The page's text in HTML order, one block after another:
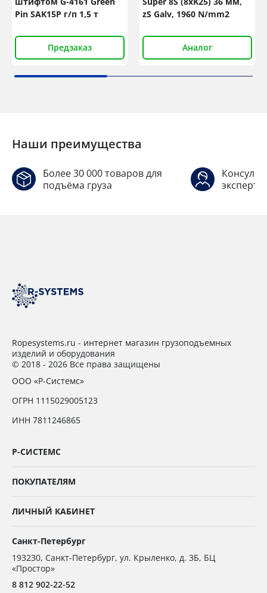
Pin SAK15P г/п 1,5 т
Предзаказ
zS Galv, 1960 N/mm2
Аналог
Наши преимущества
Более 30 000 товаров для
подъёма груза
Ropesystems.ru - интернет магазин грузоподъемных
изделий и оборудования
© 2018 - 2026 Все права защищены
ООО «Р-Системс»
ОГРН 1115029005123
ИНН 7811246865
Р-СИСТЕМС
ПОКУПАТЕЛЯМ
ЛИЧНЫЙ КАБИНЕТ
Санкт-Петербург
193230, Санкт-Петербург, ул. Крыленко, д. 3Б, БЦ
«Простор»
8 812 902-22-52